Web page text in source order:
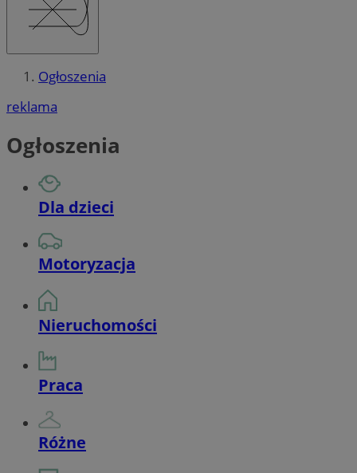
Ogłoszenia
reklama
Ogłoszenia
Dla dzieci
Motoryzacja
Nieruchomości
Praca
Różne